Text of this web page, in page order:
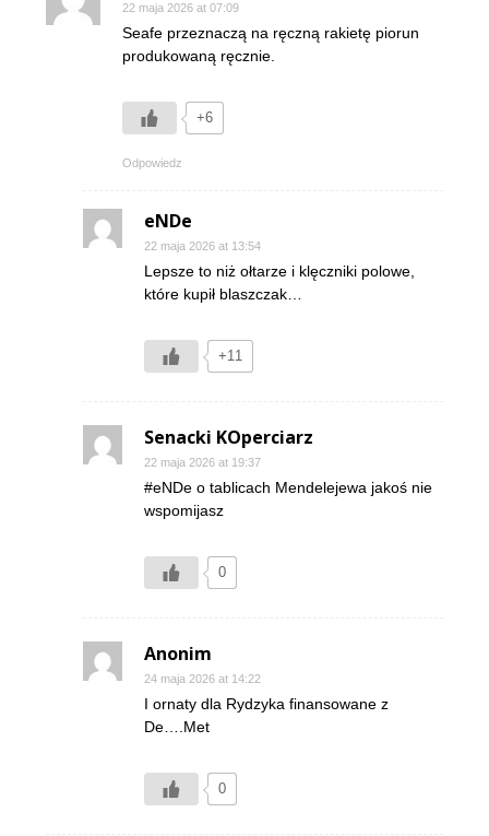
22 maja 2026 at 07:09
Seafe przeznaczą na ręczną rakietę piorun
produkowaną ręcznie.
+6
Odpowiedz
eNDe
22 maja 2026 at 13:54
Lepsze to niż ołtarze i klęczniki polowe,
które kupił blaszczak…
+11
Senacki KOperciarz
22 maja 2026 at 19:37
#eNDe o tablicach Mendelejewa jakoś nie
wspomijasz
0
Anonim
24 maja 2026 at 14:22
I ornaty dla Rydzyka finansowane z
De….Met
0